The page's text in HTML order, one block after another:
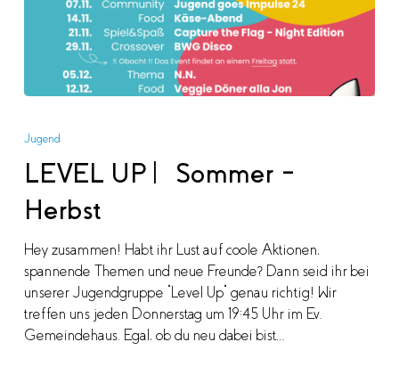
Sommer
Herbst
Jugend
LEVEL UP | Sommer –
Herbst
Hey zusammen! Habt ihr Lust auf coole Aktionen,
spannende Themen und neue Freunde? Dann seid ihr bei
unserer Jugendgruppe "Level Up" genau richtig! Wir
treffen uns jeden Donnerstag um 19:45 Uhr im Ev.
Gemeindehaus. Egal, ob du neu dabei bist…